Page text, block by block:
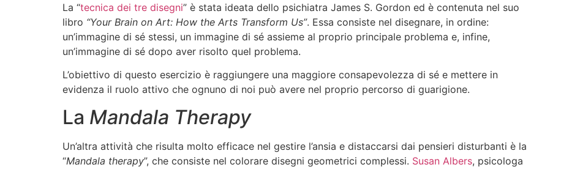
La “tecnica dei tre disegni” è stata ideata dello psichiatra James S. Gordon ed è contenuta nel suo
libro “Your Brain on Art: How the Arts Transform Us”. Essa consiste nel disegnare, in ordine:
un’immagine di sé stessi, un immagine di sé assieme al proprio principale problema e, infine,
un’immagine di sé dopo aver risolto quel problema.
L’obiettivo di questo esercizio è raggiungere una maggiore consapevolezza di sé e mettere in
evidenza il ruolo attivo che ognuno di noi può avere nel proprio percorso di guarigione.
La Mandala Therapy
Un’altra attività che risulta molto efficace nel gestire l’ansia e distaccarsi dai pensieri disturbanti è la
“Mandala therapy”, che consiste nel colorare disegni geometrici complessi. Susan Albers, psicologa